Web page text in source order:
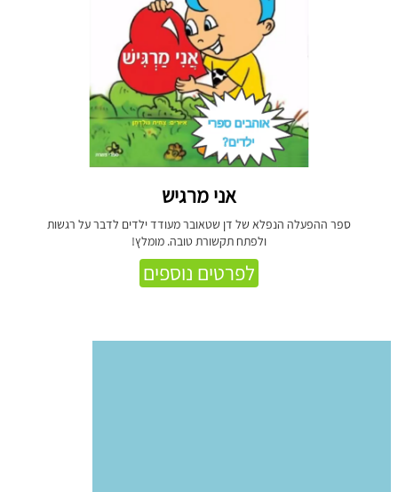
אני מרגיש
ספר ההפעלה הנפלא של דן שטאובר מעודד ילדים לדבר על רגשות
ולפתח תקשורת טובה. מומלץ!
לפרטים נוספים